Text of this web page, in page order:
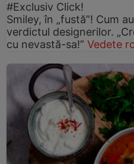
#Exclusiv Click!
Smiley, în „fustă”! Cum
verdictul designerilor.
cu nevastă-sa!” Vedete